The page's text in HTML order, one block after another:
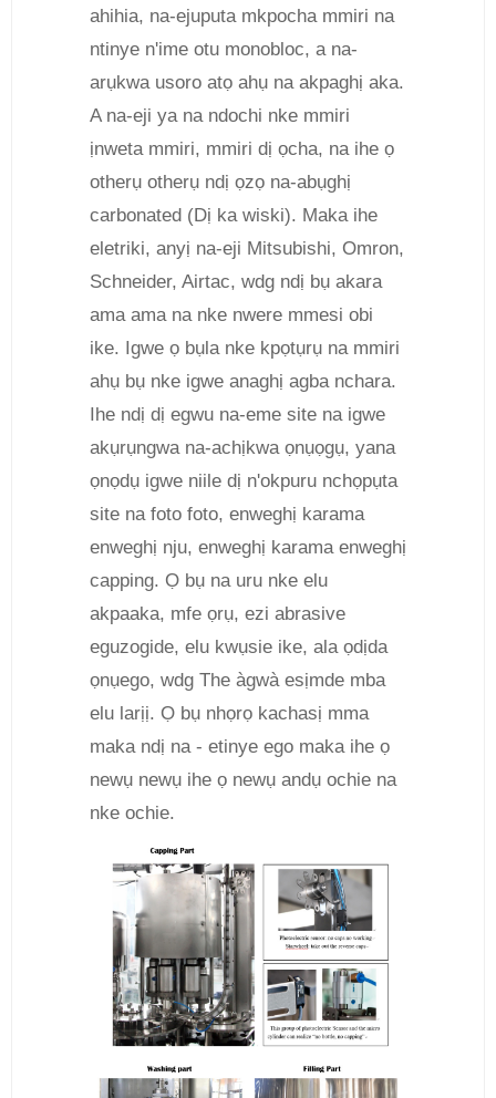
ahihia, na-ejuputa mkpocha mmiri na
ntinye n'ime otu monobloc, a na-
arụkwa usoro atọ ahụ na akpaghị aka.
A na-eji ya na ndochi nke mmiri
ịnweta mmiri, mmiri dị ọcha, na ihe ọ
otherụ otherụ ndị ọzọ na-abụghị
carbonated (Dị ka wiski). Maka ihe
eletriki, anyị na-eji Mitsubishi, Omron,
Schneider, Airtac, wdg ndị bụ akara
ama ama na nke nwere mmesi obi
ike. Igwe ọ bụla nke kpọtụrụ na mmiri
ahụ bụ nke igwe anaghị agba nchara.
Ihe ndị dị egwu na-eme site na igwe
akụrụngwa na-achịkwa ọnụọgụ, yana
ọnọdụ igwe niile dị n'okpuru nchọpụta
site na foto foto, enweghị karama
enweghị nju, enweghị karama enweghị
capping. Ọ bụ na uru nke elu
akpaaka, mfe ọrụ, ezi abrasive
eguzogide, elu kwụsie ike, ala ọdịda
ọnụego, wdg The àgwà esịmde mba
elu larịị. Ọ bụ nhọrọ kachasị mma
maka ndị na - etinye ego maka ihe ọ
newụ newụ ihe ọ newụ andụ ochie na
nke ochie.